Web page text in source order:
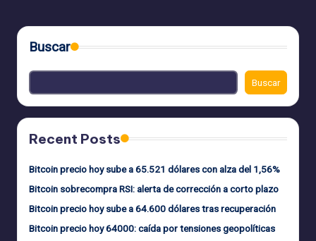
Buscar
Buscar
Recent Posts
Bitcoin precio hoy sube a 65.521 dólares con alza del 1,56%
Bitcoin sobrecompra RSI: alerta de corrección a corto plazo
Bitcoin precio hoy sube a 64.600 dólares tras recuperación
Bitcoin precio hoy 64000: caída por tensiones geopolíticas